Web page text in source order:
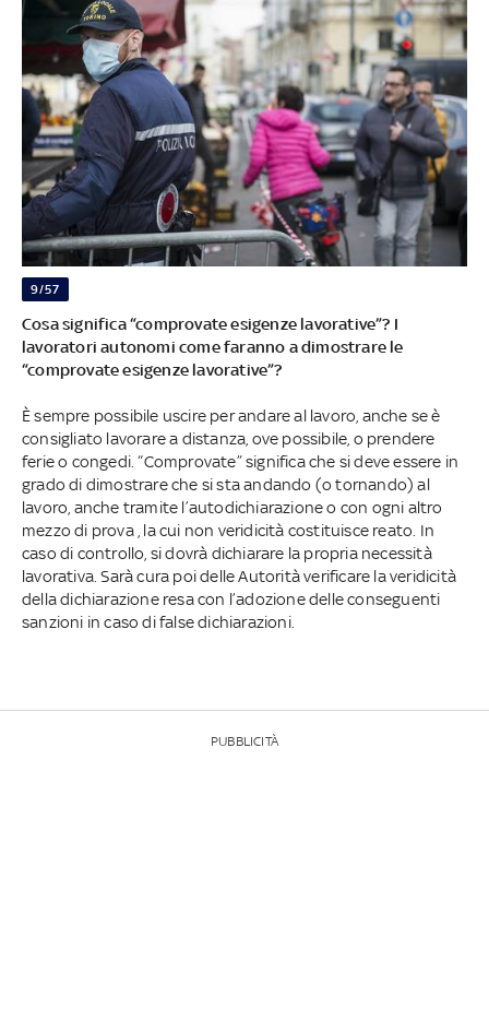
9/57
Cosa significa “comprovate esigenze lavorative”? I
lavoratori autonomi come faranno a dimostrare le
“comprovate esigenze lavorative”?
È sempre possibile uscire per andare al lavoro, anche se è
consigliato lavorare a distanza, ove possibile, o prendere
ferie o congedi. “Comprovate” significa che si deve essere in
grado di dimostrare che si sta andando (o tornando) al
lavoro, anche tramite l’autodichiarazione o con ogni altro
mezzo di prova , la cui non veridicità costituisce reato. In
caso di controllo, si dovrà dichiarare la propria necessità
lavorativa. Sarà cura poi delle Autorità verificare la veridicità
della dichiarazione resa con l’adozione delle conseguenti
sanzioni in caso di false dichiarazioni.
PUBBLICITÀ